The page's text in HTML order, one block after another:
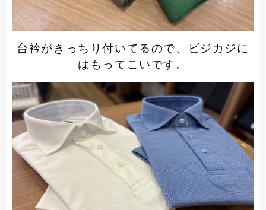
台衿がきっちり付いてるので、ビジカジに
はもってこいです。